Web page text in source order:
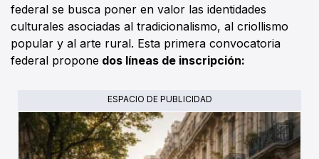
federal se busca poner en valor las identidades
culturales asociadas al tradicionalismo, al criollismo
popular y al arte rural. Esta primera convocatoria
federal propone dos líneas de inscripción:
ESPACIO DE PUBLICIDAD